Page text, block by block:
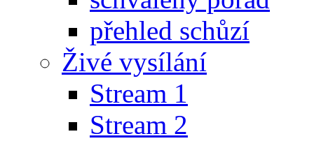
přehled schůzí
Živé vysílání
Stream 1
Stream 2